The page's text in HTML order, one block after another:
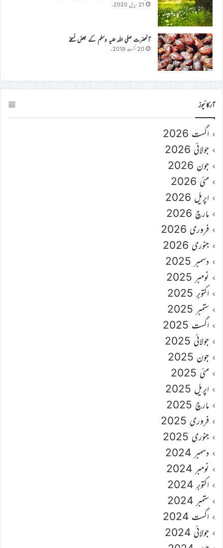
21 اپریل 2020ء
آنحضرت صلی اللہ علیہ وسلم کے بعض نسخے
20 اگست 2019ء
آرکائیوز
اگست 2026
جولائی 2026
جون 2026
مئی 2026
اپریل 2026
مارچ 2026
فروری 2026
جنوری 2026
دسمبر 2025
نومبر 2025
اکتوبر 2025
ستمبر 2025
اگست 2025
جولائی 2025
جون 2025
مئی 2025
اپریل 2025
مارچ 2025
فروری 2025
جنوری 2025
دسمبر 2024
نومبر 2024
اکتوبر 2024
ستمبر 2024
اگست 2024
جولائی 2024